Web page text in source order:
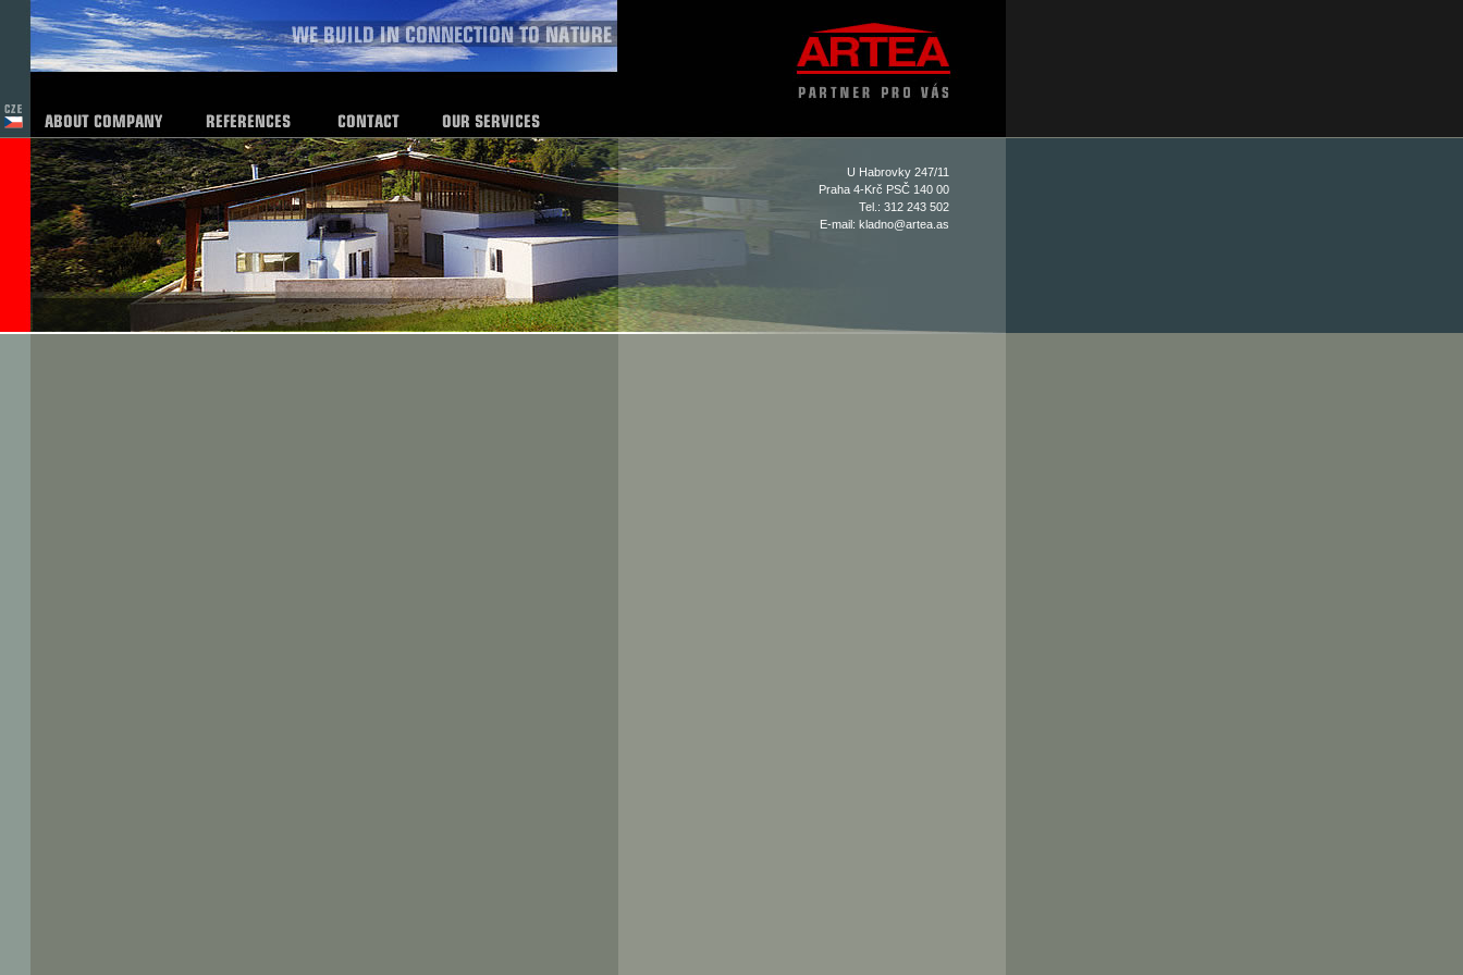
U Habrovky 247/11
Praha 4-Krč PSČ 140 00
Tel.: 312 243 502
E-mail: kladno@artea.as